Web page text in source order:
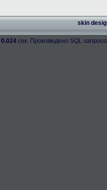
skin
0.024 сек. Произведено SQL